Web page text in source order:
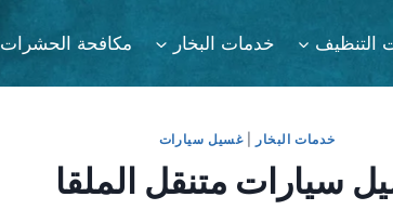
التنظيف خدمات البخار مكافحة الحشرات
خدمات البخار |غسيل سيارات
سيارات متنقل الملقا